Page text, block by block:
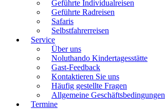
Geführte Individualreisen
Geführte Radreisen
Safaris
Selbstfahrerreisen
Service
Über uns
Noluthando Kindertagesstätte
Gast-Feedback
Kontaktieren Sie uns
Häufig gestellte Fragen
Allgemeine Geschäftsbedingungen
Termine